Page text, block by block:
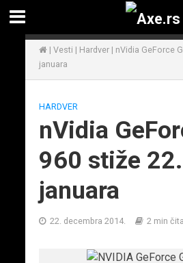
| Vesti | Hardver| nVidia GeForce
januara
HARDVER
nVidia
960 stiže 22.
januara
22. decembra 2014. 2 min